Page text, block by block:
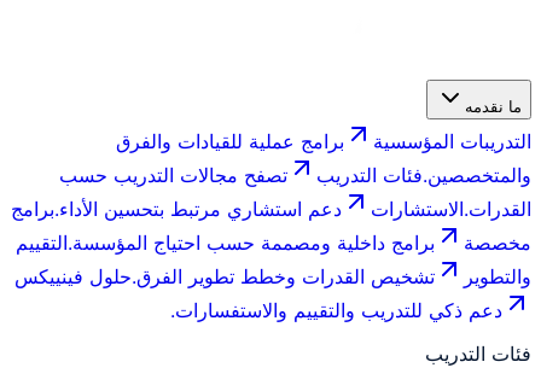
ما نقدمه
التدريبات المؤسسية
برامج عملية للقيادات والفرق
والمتخصصين.فئات التدريب
تصفح مجالات التدريب حسب
القدرات.الاستشارات دعم استشاري مرتبط بتحسين الأداء.برامج
مخصصة
برامج داخلية ومصممة حسب احتياج المؤسسة.التقييم
والتطوير
تشخيص القدرات وخطط تطوير الفرق.حلول فينييكس
دعم ذكي للتدريب والتقييم والاستفسارات.
فئات التدريب